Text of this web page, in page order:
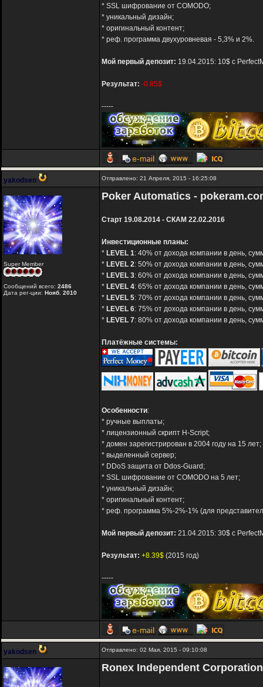
* SSL шифрование от COMODO;
* уникальный дизайн;
* оригинальный контент;
* реф. программа двухуровневая - 5,3% и 2%.
Мой первый депозит: 19.04.2015: 10$ с
Результат: -0.85$
-----
yakodsen Отправлено: 21 Апреля, 2015 - 16:25:08
Super Member
Сообщений всего: 2486
Дата рег-ции: Нояб. 2010
Poker Automatics -
Старт 19.08.2014 - СКАМ 22.02.2016
Инвестиционные планы:
* LEVEL 1: 40% от дохода компании в день,
* LEVEL 2: 50% от дохода компании в день,
* LEVEL 3: 60% от дохода компании в день,
* LEVEL 4: 65% от дохода компании в день,
* LEVEL 5: 70% от дохода компании в день,
* LEVEL 6: 75% от дохода компании в день,
* LEVEL 7: 80% от дохода компании в день,
Платёжные системы:
Особенности:
* ручные выплаты;
* лицензионный скрипт H-Script;
* домен зарегистрирован в 2004 году на 15 лет;
* выделенный сервер;
* DDoS защита от Ddos-Guard;
* SSL шифрование от COMODO на 5 лет;
* уникальный дизайн;
* оригинальный контент;
* реф. программа 5%-2%-1% (для
Мой первый депозит: 21.04.2015: 30$ с
Результат: +8.39$ (2015 год)
-----
yakodsen Отправлено: 02 Мая, 2015 - 09:10:08
Ronex Independent